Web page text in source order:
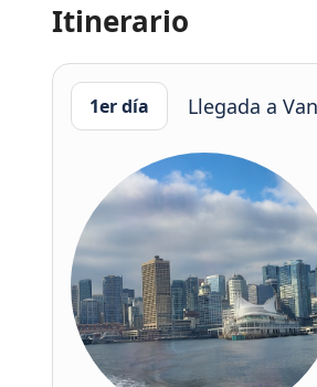
Itinerario
1er día Llegada a